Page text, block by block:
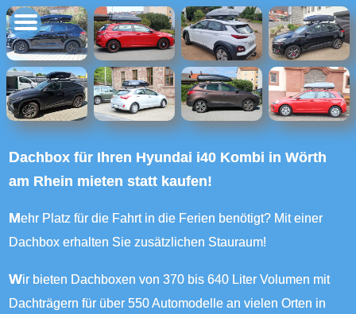
Dachbox für Ihren Hyundai i40 Kombi in Wörth
am Rhein mieten statt kaufen!
Mehr Platz für die Fahrt in die Ferien benötigt? Mit einer
Dachbox erhalten Sie zusätzlichen Stauraum!
Wir bieten Dachboxen von 370 bis 640 Liter Volumen mit
Dachträgern für über 550 Automodelle an vielen Orten in